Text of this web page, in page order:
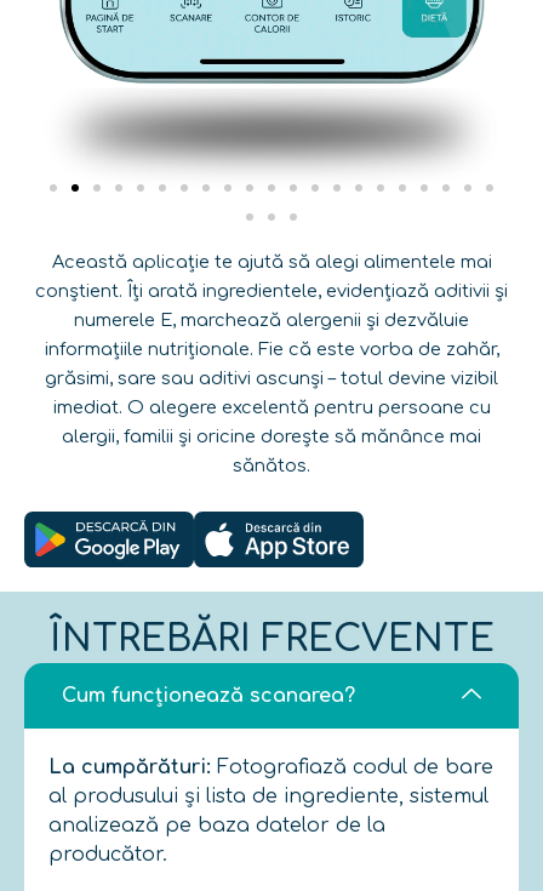
Această aplicație te ajută să alegi alimentele mai
conștient. Îți arată ingredientele, evidențiază aditivii și
numerele E, marchează alergenii și dezvăluie
informațiile nutriționale. Fie că este vorba de zahăr,
grăsimi, sare sau aditivi ascunși – totul devine vizibil
imediat. O alegere excelentă pentru persoane cu
alergii, familii și oricine dorește să mănânce mai
sănătos.
ÎNTREBĂRI FRECVENTE
Cum funcționează scanarea?
La cumpărături: Fotografiază codul de bare
al produsului și lista de ingrediente, sistemul
analizează pe baza datelor de la
producător.